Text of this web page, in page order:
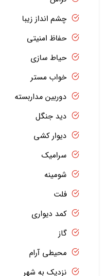
چشم انداز زیبا
حفاظ امنیتی
حیاط سازی
خواب مستر
دوربین مداربسته
دید جنگل
دیوار کشی
سرامیک
شومینه
فلت
کمد دیواری
گاز
محیطی آرام
نزدیک به شهر